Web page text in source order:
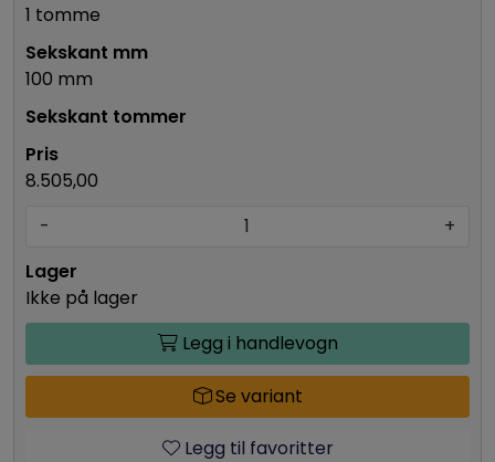
1 tomme
100 mm
8.505,00
-
+
Ikke på lager
Legg i handlevogn
Se variant
Legg til favoritter